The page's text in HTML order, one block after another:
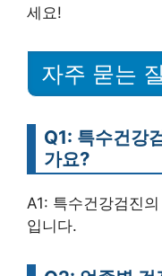
세요!
자주 묻는
Q1: 특수건강
가요?
A1: 특수건강검진
입니다.